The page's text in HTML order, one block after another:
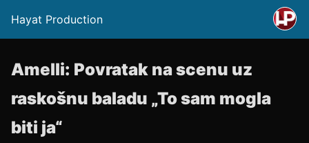
Hayat Production
Amelli: Povratak na scenu uz
raskošnu baladu „To sam mogla
biti ja“